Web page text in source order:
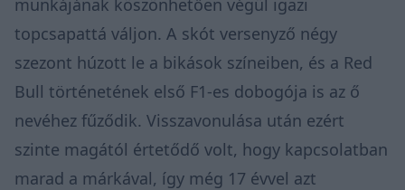
topcsapattá váljon. A skót versenyző négy
szezont húzott le a bikások színeiben, és a Red
Bull történetének első F1-es dobogója is az ő
nevéhez fűződik. Visszavonulása után ezért
szinte magától értetődő volt, hogy kapcsolatban
marad a márkával, így még 17 évvel azt